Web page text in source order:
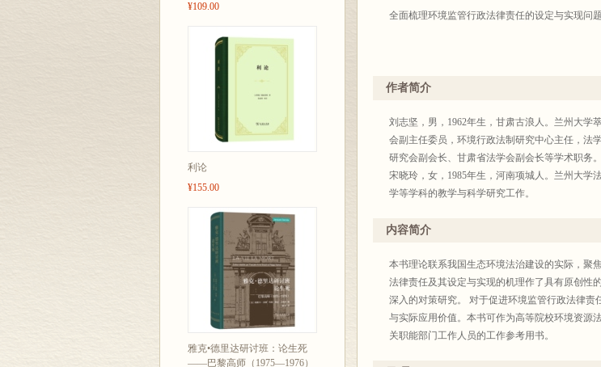
¥109.00
利论
¥155.00
雅克•德里达研讨班：论生死
——巴黎高师（1975—1976）
全面梳理环境监管行政法律责任的设定与实现问
作者简介
刘志坚，男，1962年生，甘肃古浪人。兰州大学
会副主任委员，环境行政法制研究中心主任，法
研究会副会长、甘肃省法学会副会长等学术职务
宋晓玲，女，1985年生，河南项城人。兰州大学
学等学科的教学与科学研究工作。
内容简介
本书理论联系我国生态环境法治建设的实际，聚
法律责任及其设定与实现的机理作了具有原创性
深入的对策研究。 对于促进环境监管行政法律
与实际应用价值。本书可作为高等院校环境资源
关职能部门工作人员的工作参考用书。